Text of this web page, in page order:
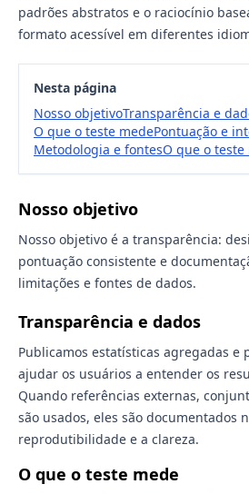
padrões abstratos e o raciocínio
formato acessível em diferentes
Nesta página
Nosso objetivoTransparência e
O que o teste medePontuação e
Metodologia e fontesO que o
Nosso objetivo
Nosso objetivo é a transparência:
pontuação consistente e
limitações e fontes de dados.
Transparência e dados
Publicamos estatísticas agregadas e
ajudar os usuários a entender os
Quando referências externas,
são usados, eles são documentados
reprodutibilidade e a clareza.
O que o teste mede